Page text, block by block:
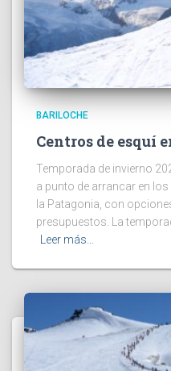
BARILOCHE
Centros de esquí
Temporada de invierno
a punto de arrancar en
la Patagonia, con
presupuestos. La
Leer más…